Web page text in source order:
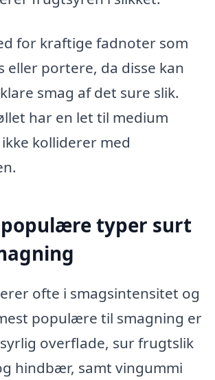
for kraftige fadnoter som
eller portere, da disse kan
smag af det sure slik.
har en let til medium
kolliderer med
populære typer surt
ofte i smagsintensitet og
populære til smagning er
overflade, sur frugtslik
hindbær, samt vingummi